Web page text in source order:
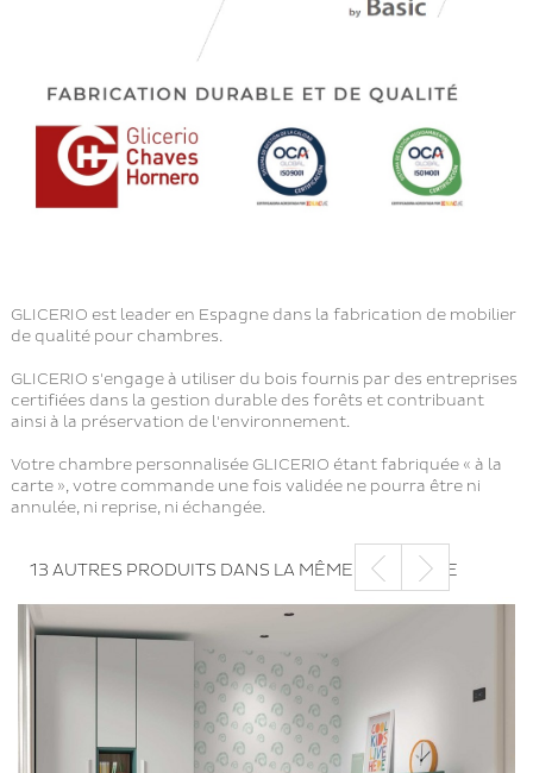
GLICERIO est leader en Espagne dans la fabrication de mobilier
de qualité pour chambres.
GLICERIO s'engage à utiliser du bois fournis par des entreprises
certifiées dans la gestion durable des forêts et contribuant
ainsi à la préservation de l'environnement.
Votre chambre personnalisée GLICERIO étant fabriquée « à la
carte », votre commande une fois validée ne pourra être ni
annulée, ni reprise, ni échangée.
13 AUTRES PRODUITS DANS LA MÊME CATÉGORIE